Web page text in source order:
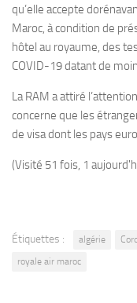
qu’elle accepte
Maroc, à condition de
hôtel au royaume, des
COVID-19 datant de
La RAM a attiré
concerne que les
de visa dont les pays
(Visité 51 fois, 1
Étiquettes : algérie
royale air maroc